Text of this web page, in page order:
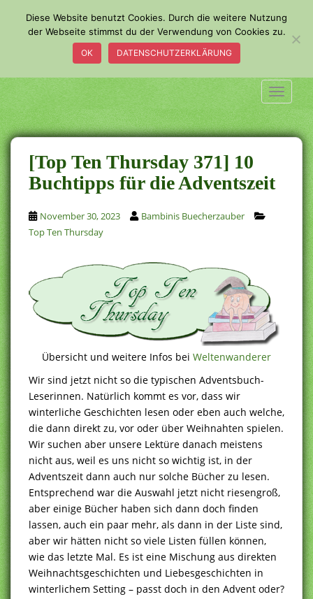
o
m
a
i
n
c
o
n
t
e
n
t
[Top Ten Thursday 371] 10
Buchtipps für die Adventszeit
November 30, 2023
Bambinis Buecherzauber
Top Ten Thursday
Übersicht und weitere Infos bei Weltenwanderer
Wir sind jetzt nicht so die typischen Adventsbuch-
Leserinnen. Natürlich kommt es vor, dass wir
winterliche Geschichten lesen oder eben auch welche,
die dann direkt zu, vor oder über Weihnahten spielen.
Wir suchen aber unsere Lektüre danach meistens
nicht aus, weil es uns nicht so wichtig ist, in der
Adventszeit dann auch nur solche Bücher zu lesen.
Entsprechend war die Auswahl jetzt nicht riesengroß,
aber einige Bücher haben sich dann doch finden
lassen, auch ein paar mehr, als dann in der Liste sind,
aber wir hätten nicht so viele Listen füllen können,
wie das letzte Mal. Es ist eine Mischung aus direkten
Weihnachtsgeschichten und Liebesgeschichten in
winterlichem Setting – passt doch in den Advent oder?
Diese Website benutzt Cookies. Durch die weitere Nutzung
der Webseite stimmst du der Verwendung von Cookies zu.
OK DATENSCHUTZERKLÄRUNG